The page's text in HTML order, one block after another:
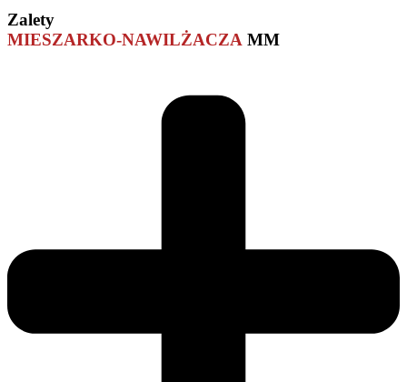
Zalety
MIESZARKO-NAWILŻACZA MM